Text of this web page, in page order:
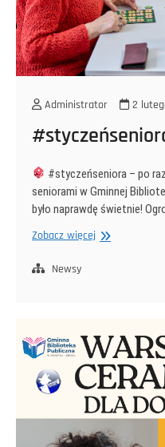
Administrator 2
#styczeńseniora – po
seniorami w Gminnej
było naprawdę świetnie!
Zobacz więcej #styczeńseniora
Newsy